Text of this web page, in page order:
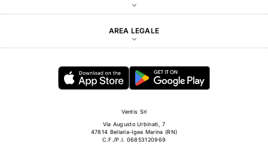
AREA LEGALE
Ventis Srl
Via Augusto Urbinati, 7
47814 Bellaria-Igea Marina (RN)
C.F./P.I. 06853120969